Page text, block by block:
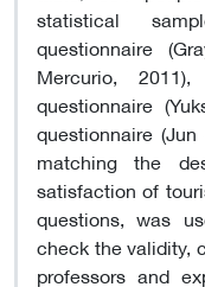
statistical
questionnaire
Mercurio,
questionnaire
questionnaire
matching the
satisfaction of
questions, was
check the validity,
professors and